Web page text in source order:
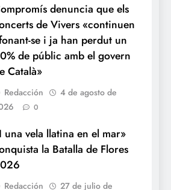
denuncia que els
de Vivers «continuen
se i ja han perdut un
de públic amb el govern
Català»
Redacción
4 de agosto de
0
una vela llatina en el mar»
la Batalla de Flores
Redacción
27 de julio de